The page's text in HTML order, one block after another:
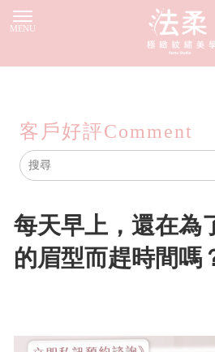
客戶好評Comment
每天早上，還在為
的眉型而趕時間嗎